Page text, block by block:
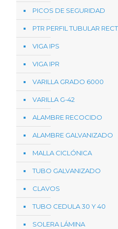
PICOS DE SEGURIDAD
PTR PERFIL TUBULAR
VIGA IPS
VIGA IPR
VARILLA GRADO 6000
VARILLA G-42
ALAMBRE RECOCIDO
ALAMBRE GALVANIZADO
MALLA CICLÓNICA
TUBO GALVANIZADO
CLAVOS
TUBO CEDULA 30 Y 40
SOLERA LÁMINA